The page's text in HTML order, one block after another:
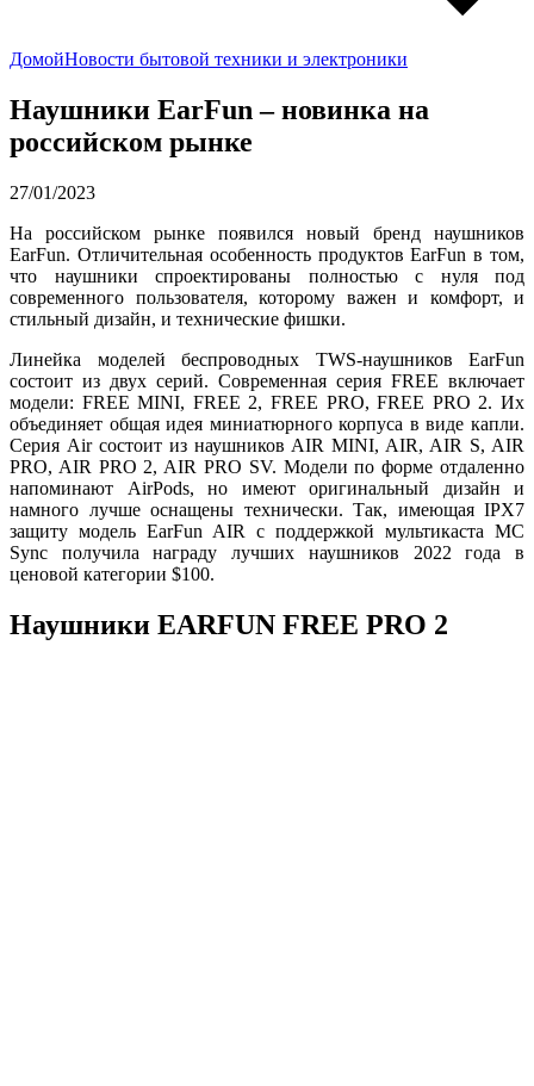
ДомойНовости бытовой техники и электроники
Наушники EarFun – новинка на
российском рынке
27/01/2023
На российском рынке появился новый бренд наушников
EarFun. Отличительная особенность продуктов EarFun в том,
что наушники спроектированы полностью с нуля под
современного пользователя, которому важен и комфорт, и
стильный дизайн, и технические фишки.
Линейка моделей беспроводных TWS-наушников EarFun
состоит из двух серий. Современная серия FREE включает
модели: FREE MINI, FREE 2, FREE PRO, FREE PRO 2. Их
объединяет общая идея миниатюрного корпуса в виде капли.
Серия Air состоит из наушников AIR MINI, AIR, AIR S, AIR
PRO, AIR PRO 2, AIR PRO SV. Модели по форме отдаленно
напоминают AirPods, но имеют оригинальный дизайн и
намного лучше оснащены технически. Так, имеющая IPX7
защиту модель EarFun AIR с поддержкой мультикаста MC
Sync получила награду лучших наушников 2022 года в
ценовой категории $100.
Наушники EARFUN FREE PRO 2